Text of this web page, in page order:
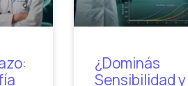
¿Dominás
Sensibilidad y